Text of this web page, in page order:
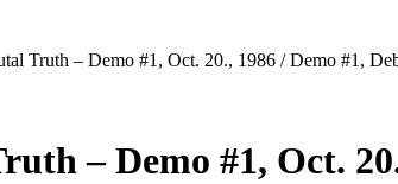
Truth – Demo #1, Oct. 20., 1986 / Demo #1,
– Demo #1, Oct.